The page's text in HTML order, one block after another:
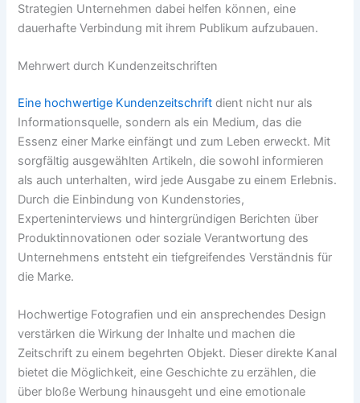
Strategien Unternehmen dabei helfen können, eine
dauerhafte Verbindung mit ihrem Publikum aufzubauen.
Mehrwert durch Kundenzeitschriften
Eine hochwertige Kundenzeitschrift dient nicht nur als
Informationsquelle, sondern als ein Medium, das die
Essenz einer Marke einfängt und zum Leben erweckt. Mit
sorgfältig ausgewählten Artikeln, die sowohl informieren
als auch unterhalten, wird jede Ausgabe zu einem Erlebnis.
Durch die Einbindung von Kundenstories,
Experteninterviews und hintergründigen Berichten über
Produktinnovationen oder soziale Verantwortung des
Unternehmens entsteht ein tiefgreifendes Verständnis für
die Marke.
Hochwertige Fotografien und ein ansprechendes Design
verstärken die Wirkung der Inhalte und machen die
Zeitschrift zu einem begehrten Objekt. Dieser direkte Kanal
bietet die Möglichkeit, eine Geschichte zu erzählen, die
über bloße Werbung hinausgeht und eine emotionale